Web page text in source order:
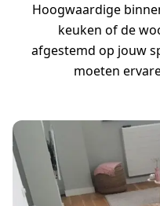
Hoogwaardige
keuken of de
afgestemd op jouw
moeten